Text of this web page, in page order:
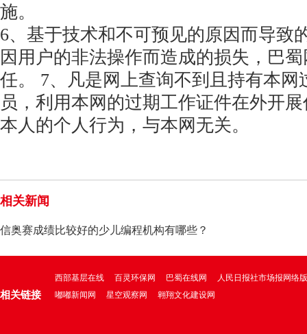
施。
6、基于技术和不可预见的原因而导致
因用户的非法操作而造成的损失，巴
任。 7、凡是网上查询不到且持有本网
员，利用本网的过期工作证件在外开
本人的个人行为，与本网无关。
相关新闻
信奥赛成绩比较好的少儿编程机构有哪些？
2026年成绩导向评测
相关链接
西部基层在线 百灵环保网 巴蜀在线网
人民日报社市场报网络版
嘟嘟新闻网
星空观察网 翱翔文化建设网